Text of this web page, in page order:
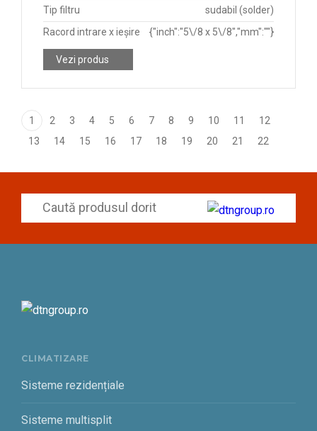
Tip filtru
sudabil (solder)
Racord intrare x ieșire
{"inch":"5\/8 x 5\/8","mm":""}
Vezi produs
1 2 3 4 5 6 7 8 9 10 11
12
13
14 15 16 17 18 19 20 21 22
CLIMATIZARE
Sisteme rezidențiale
Sisteme multisplit